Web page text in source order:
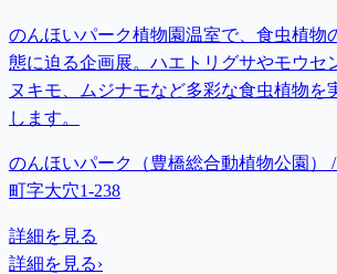
のんほいパーク植物園温室で、食虫植物
態に迫る企画展。ハエトリグサやモウセ
ヌキモ、ムジナモなど多彩な食虫植物を
します。
のんほいパーク（豊橋総合動植物公園）
町字大穴1-238
詳細を見る
詳細を見る›